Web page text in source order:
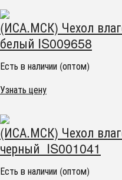
(ИСА.МСК) Чехол
белый IS009658
Есть в наличии (оптом)
Узнать цену
(ИСА.МСК) Чехол
черный IS001041
Есть в наличии (оптом)